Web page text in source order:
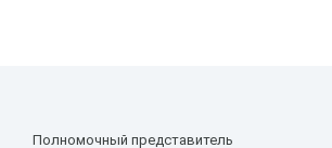
Полномочный представитель